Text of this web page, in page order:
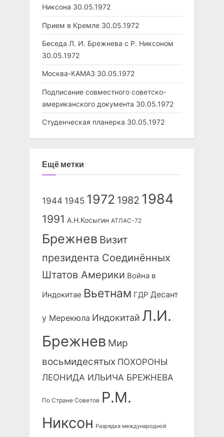
Никсона 30.05.1972
Прием в Кремле 30.05.1972
Беседа Л. И. Брежнева с Р. Никсоном
30.05.1972
Москва-КАМАЗ 30.05.1972
Подписание совместного советско-
американского документа 30.05.1972
Студенческая планерка 30.05.1972
Ещё метки
1944 1945 1972 1982 1984
1991 А.Н.Косыгин АТЛАС-72
Брежнев Визит
президента Соединённых
Штатов Америки Война в
Индокитае Вьетнам ГДР Десант
у Мерекюла Индокитай Л.И.
Брежнев Мир
восьмидесятых ПОХОРОНЫ
ЛЕОНИДА ИЛЬИЧА БРЕЖНЕВА
По Стране Советов Р.М.
Никсон Разрядка международной